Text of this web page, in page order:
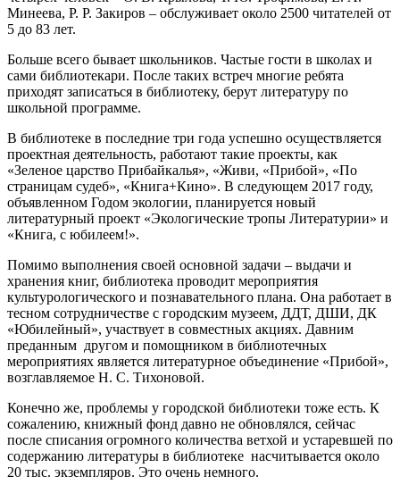
Минеева, Р. Р. Закиров – обслуживает около 2500 читателей от
5 до 83 лет.
Больше всего бывает школьников. Частые гости в школах и
сами библиотекари. После таких встреч многие ребята
приходят записаться в библиотеку, берут литературу по
школьной программе.
В библиотеке в последние три года успешно осуществляется
проектная деятельность, работают такие проекты, как
«Зеленое царство Прибайкалья», «Живи, «Прибой», «По
страницам судеб», «Книга+Кино». В следующем 2017 году,
объявленном Годом экологии, планируется новый
литературный проект «Экологические тропы Литературии» и
«Книга, с юбилеем!».
Помимо выполнения своей основной задачи – выдачи и
хранения книг, библиотека проводит мероприятия
культурологического и познавательного плана. Она работает в
тесном сотрудничестве с городским музеем, ДДТ, ДШИ, ДК
«Юбилейный», участвует в совместных акциях. Давним
преданным другом и помощником в библиотечных
мероприятиях является литературное объединение «Прибой»,
возглавляемое Н. С. Тихоновой.
Конечно же, проблемы у городской библиотеки тоже есть. К
сожалению, книжный фонд давно не обновлялся, сейчас
после списания огромного количества ветхой и устаревшей по
содержанию литературы в библиотеке насчитывается около
20 тыс. экземпляров. Это очень немного.